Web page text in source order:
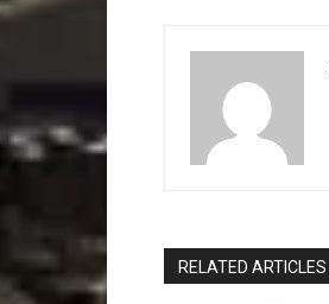
RELATED ARTICLES